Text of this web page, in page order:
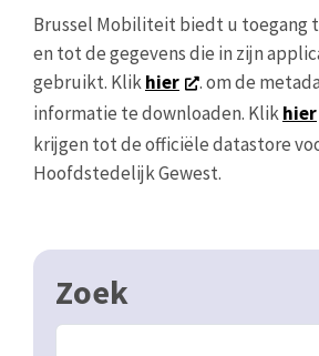
Brussel Mobiliteit biedt u toegang
en tot de gegevens die in zijn
gebruikt. Klikhier
. om de
informatie te downloaden. Klikhier
krijgen tot de officiële datastore
Hoofdstedelijk Gewest.
Zoek